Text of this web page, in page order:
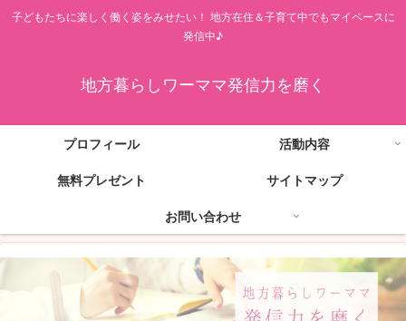
子どもたちに楽しく働く姿をみせたい！ 地方在住＆子育て中でもマイペースに
発信中♪
地方暮らしワーママ発信力を磨く
プロフィール
活動内容
無料プレゼント
サイトマップ
お問い合わせ